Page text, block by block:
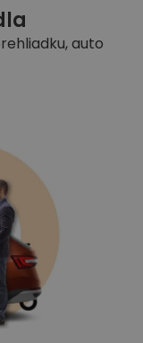
auto